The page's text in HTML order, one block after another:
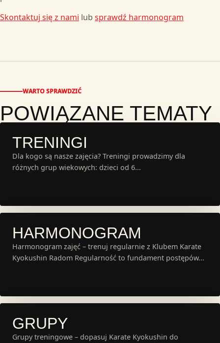
Skontaktuj się z nami lub sprawdź harmonogram
WARTO SPRAWDZIĆ
POWIĄZANE TEMATY
TRENINGI
Dla kogo są nasze zajęcia? Treningi prowadzimy dla
różnych grup wiekowych: dzieci od 6...
HARMONOGRAM
Harmonogram zajęć – trenuj regularnie z Klubem Karate
Kyokushin Radom Regularność to fundament postępów...
GRUPY
Grupy treningowe – dopasuj Karate Kyokushin do